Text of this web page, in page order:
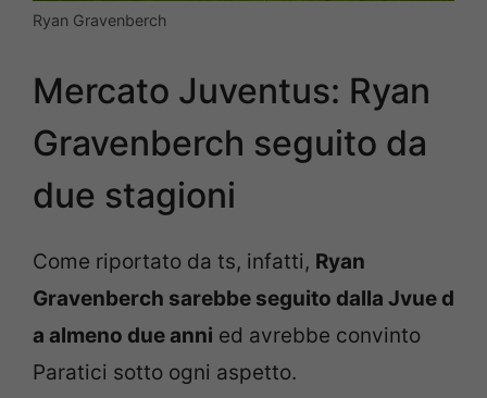
Ryan Gravenberch
Mercato Juventus: Ryan
Gravenberch seguito da
due stagioni
Come riportato da ts, infatti, Ryan
Gravenberch sarebbe seguito dalla Jvue d
a almeno due anni ed avrebbe convinto
Paratici sotto ogni aspetto.